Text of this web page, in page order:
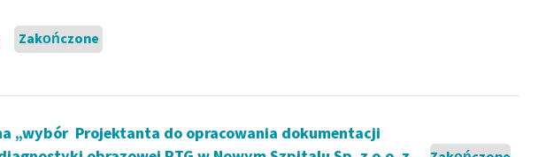
Zakończone
„wybór Projektanta do opracowania dokumentacji